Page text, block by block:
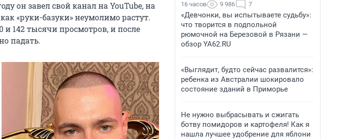
он завел свой канал на YouTube, на
«руки-базуки» неумолимо растут.
и 142 тысячи просмотров, и после
падать.
16 часов 9 986 7
«Девчонки, вы испытываете судьбу»:
что творится в подпольной
рюмочной на Березовой в Рязани —
обзор YA62.RU
«Выглядит, будто сейчас развалится»:
ребенка из Австралии шокировало
состояние зданий в Приморье
Не нужно выбрасывать и сжигать
ботву помидоров и картофеля! Как я
нашла лучшее удобрение для яблони